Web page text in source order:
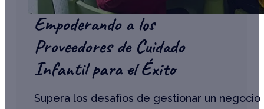
Empoderando a los
Proveedores de Cuidado
Infantil para el Éxito
Supera los desafíos de gestionar un